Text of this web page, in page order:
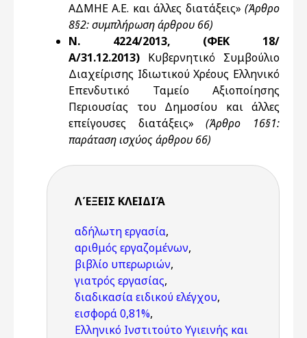
ΑΔΜΗΕ Α.Ε. και άλλες διατάξεις» (Άρθρο
8§2: συμπλήρωση άρθρου 66)
Ν. 4224/2013, (ΦΕΚ 18/
Α/31.12.2013) Κυβερνητικό Συμβούλιο
Διαχείρισης Ιδιωτικού Χρέους Ελληνικό
Επενδυτικό Ταμείο Αξιοποίησης
Περιουσίας του Δημοσίου και άλλες
επείγουσες διατάξεις»(Άρθρο 16§1:
παράταση ισχύος άρθρου 66)
ΛΈΞΕΙΣ KΛΕΙΔΙΆ
αδήλωτη εργασία,
αριθμός εργαζομένων,
βιβλίο υπερωριών,
γιατρός εργασίας,
διαδικασία ειδικού ελέγχου,
εισφορά 0,81%,
Ελληνικό Ινστιτούτο Υγιεινής και